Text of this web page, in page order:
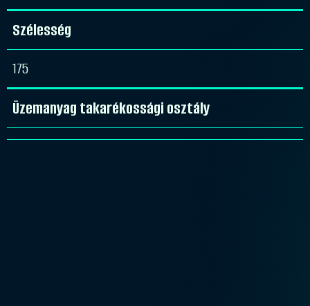
Szélesség
175
Üzemanyag takarékossági osztály